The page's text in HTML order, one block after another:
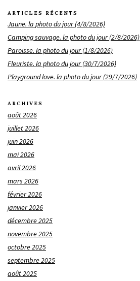
ARTICLES RÉCENTS
Jaune. la photo du jour (4/8/2026)
Camping sauvage. la photo du jour (2/8/2026)
Paroisse. la photo du jour (1/8/2026)
Fleuriste. la photo du jour (30/7/2026)
Playground love. la photo du jour (29/7/2026)
ARCHIVES
août 2026
juillet 2026
juin 2026
mai 2026
avril 2026
mars 2026
février 2026
janvier 2026
décembre 2025
novembre 2025
octobre 2025
septembre 2025
août 2025